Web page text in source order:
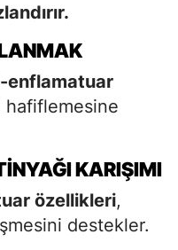
enflamatuar
hafiflemesine
KARIŞIMI
özellikleri,
destekler.